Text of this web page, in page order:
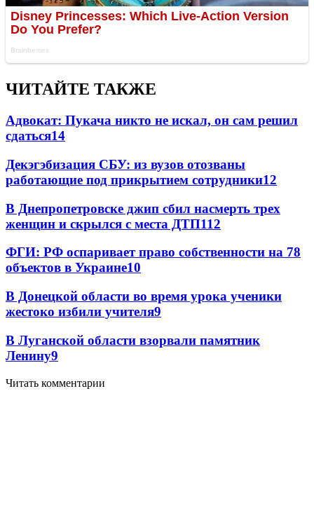
ЧИТАЙТЕ ТАКЖЕ
Адвокат: Пукача никто не искал, он сам решил
сдаться14
Декэгэбизация СБУ: из вузов отозваны
работающие под прикрытием сотрудники12
В Днепропетровске джип сбил насмерть трех
женщин и скрылся с места ДТП112
ФГИ: РФ оспаривает право собственности на 78
объектов в Украине10
В Донецкой области во время урока ученики
жестоко избили учителя9
В Луганской области взорвали памятник
Ленину9
Читать комментарии